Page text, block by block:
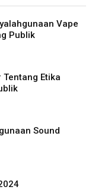
Vape
Publik
Tentang Etika
Sound